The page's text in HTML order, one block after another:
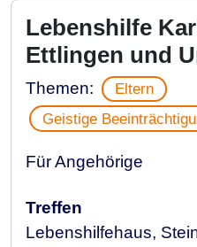
Lebenshilfe
Ettlingen und
Themen:
Eltern
Geistige
Für Angehörige
Treffen
Lebenshilfehaus,